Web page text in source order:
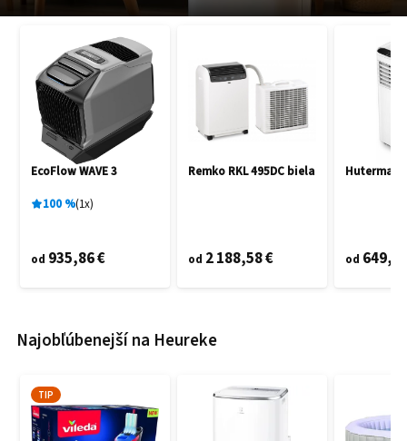
EcoFlow WAVE 3
100% 1x
od 935,86 €
Remko RKL 495DC biela
od 2 188,58 €
Hutermann
od
Najobľúbenejší na Heureke
TIP